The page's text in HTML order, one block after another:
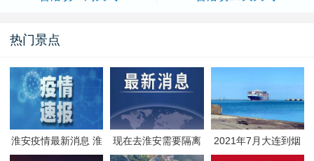
热门景点
淮安疫情最新消息 淮
安疫情防控政策
现在去淮安需要隔离
吗 淮安最新隔离政策
2021年7月大连到烟
台航线因台风停航